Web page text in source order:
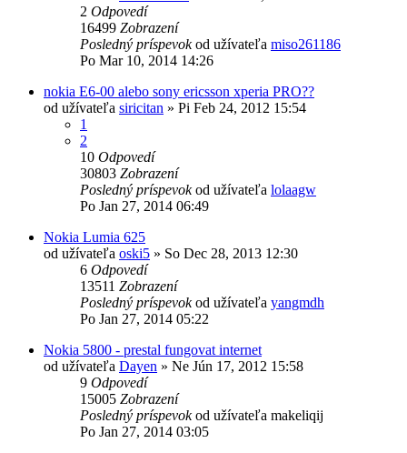
2 Odpovedí
16499 Zobrazení
Posledný príspevokod užívateľa miso261186
Po Mar 10, 2014 14:26
nokia E6-00 alebo sony ericsson xperia PRO??
od užívateľa siricitan » Pi Feb 24, 2012 15:54
1
2
10 Odpovedí
30803 Zobrazení
Posledný príspevokod užívateľa lolaagw
Po Jan 27, 2014 06:49
Nokia Lumia 625
od užívateľa oski5 » So Dec 28, 2013 12:30
6 Odpovedí
13511 Zobrazení
Posledný príspevokod užívateľa yangmdh
Po Jan 27, 2014 05:22
Nokia 5800 - prestal fungovat internet
od užívateľa Dayen » Ne Jún 17, 2012 15:58
9 Odpovedí
15005 Zobrazení
Posledný príspevokod užívateľa makeliqij
Po Jan 27, 2014 03:05